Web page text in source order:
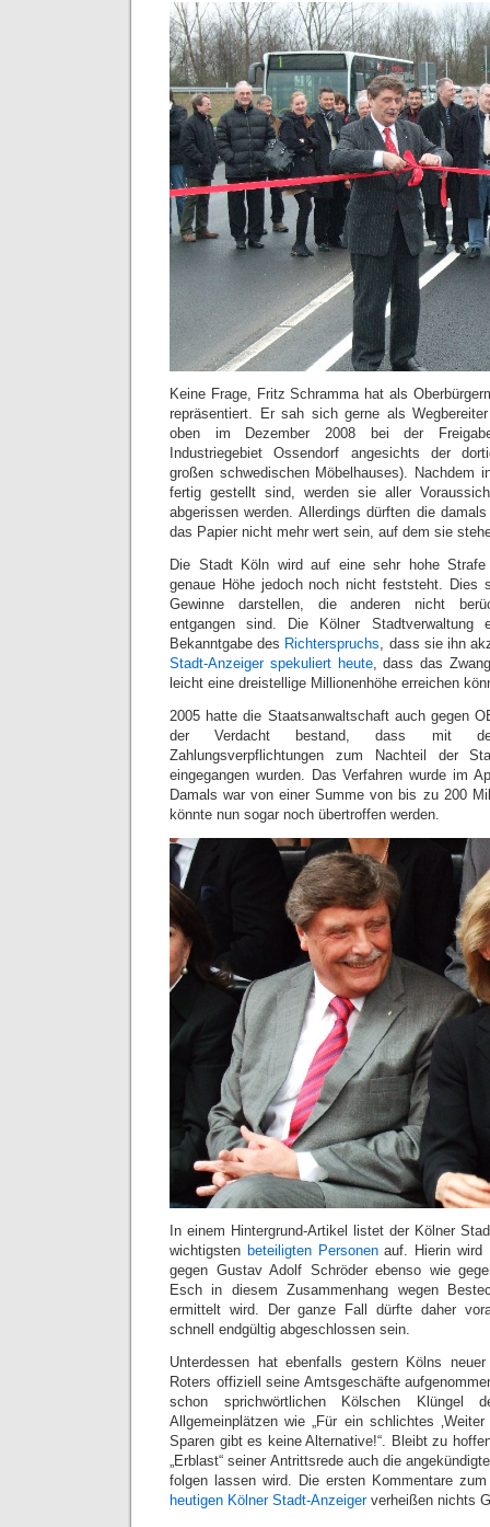
Keine Frage, Fritz Schramma hat als
repräsentiert. Er sah sich gerne als
oben im Dezember 2008 bei der
Industriegebiet Ossendorf angesichts der
großen schwedischen Möbelhauses). Nachdem
fertig gestellt sind, werden sie aller
abgerissen werden. Allerdings dürften die
das Papier nicht mehr wert sein, auf dem sie
Die Stadt Köln wird auf eine sehr hohe Strafe
genaue Höhe jedoch noch nicht feststeht. Dies
Gewinne darstellen, die anderen nicht
entgangen sind. Die Kölner Stadtverwaltung
Bekanntgabe des Richterspruchs, dass sie ihn
Stadt-Anzeiger spekuliert heute, dass das
leicht eine dreistellige Millionenhöhe erreichen
2005 hatte die Staatsanwaltschaft auch gegen
der Verdacht bestand, dass mit
Zahlungsverpflichtungen zum Nachteil der
eingegangen wurden. Das Verfahren wurde im
Damals war von einer Summe von bis zu 200
könnte nun sogar noch übertroffen werden.
In einem Hintergrund-Artikel listet der Kölner
wichtigsten beteiligten Personenauf. Hierin wird
gegen Gustav Adolf Schröder ebenso wie
Esch in diesem Zusammenhang wegen
ermittelt wird. Der ganze Fall dürfte daher
schnell endgültig abgeschlossen sein.
Unterdessen hat ebenfalls gestern Kölns neuer
Roters offiziell seine Amtsgeschäfte
schon sprichwörtlichen Kölschen Klüngel
Allgemeinplätzen wie „Für ein schlichtes
Sparen gibt es keine Alternative!“. Bleibt zu
„Erblast“ seiner Antrittsrede auch die
folgen lassen wird. Die ersten Kommentare
heutigen Kölner Stadt-Anzeigerverheißen nichts